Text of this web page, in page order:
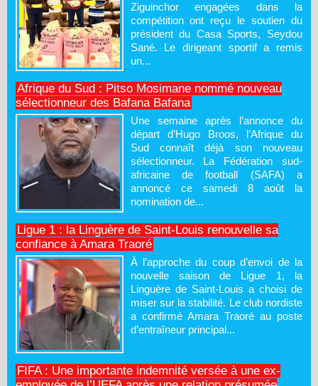
Ziguinchor engagées dans la
compétition ont reçu le soutien du
président du Casa Sports, Seydou
Sané. Le dirigeant sportif a remis
un...
Afrique du Sud : Pitso Mosimane nommé nouveau
sélectionneur des Bafana Bafana
Une semaine après l’annonce du
départ d’Hugo Broos, l’Afrique du
Sud connaît déjà son nouveau
sélectionneur. La Fédération sud-
africaine de football (SAFA) a
annoncé ce samedi 8 août la
nomination de...
Ligue 1 : la Linguère de Saint-Louis renouvelle sa
confiance à Amara Traoré
À l’approche du coup d’envoi de la
nouvelle saison de Ligue 1, la
Linguère de Saint-Louis a choisi de
miser sur la stabilité. Le club nordiste
a confirmé Amara Traoré au poste
d’entraîneur principal...
FIFA : Une importante indemnité versée à une ex-